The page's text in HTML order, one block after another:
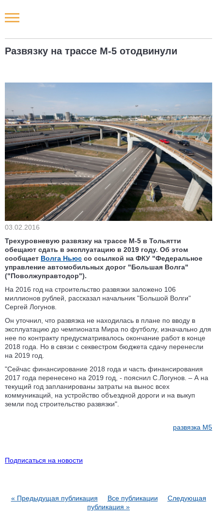
Развязку на трассе М-5 отодвинули
03.02.2016
Трехуровневую развязку на трассе М-5 в Тольятти
обещают сдать в эксплуатацию в 2019 году. Об этом
сообщает Волга Ньюс со ссылкой на ФКУ "Федеральное
управление автомобильных дорог "Большая Волга"
("Поволжуправтодор").
На 2016 год на строительство развязки заложено 106
миллионов рублей, рассказал начальник "Большой Волги"
Сергей Логунов.
Он уточнил, что развязка не находилась в плане по вводу в
эксплуатацию до чемпионата Мира по футболу, изначально для
нее по контракту предусматривалось окончание работ в конце
2018 года. Но в связи с секвестром бюджета сдачу перенесли
на 2019 год.
"Сейчас финансирование 2018 года и часть финансирования
2017 года перенесено на 2019 год, - пояснил С.Логунов. – А на
текущий год запланированы затраты на вынос всех
коммуникаций, на устройство объездной дороги и на выкуп
земли под строительство развязки".
развязка М5
Подписаться на новости
« Предыдущая публикация Все публикации
Следующая
публикация »
Новости РФ
Новости компаний
Наши мероприятия
Статьи